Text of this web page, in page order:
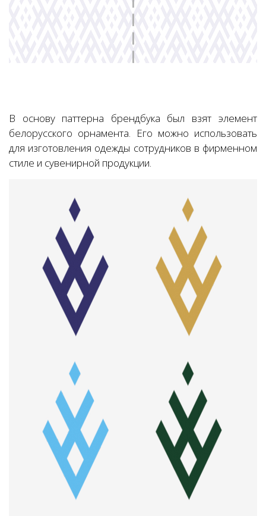
В основу паттерна брендбука был взят элемент
белорусского орнамента. Его можно использовать
для изготовления одежды сотрудников в фирменном
стиле и сувенирной продукции.